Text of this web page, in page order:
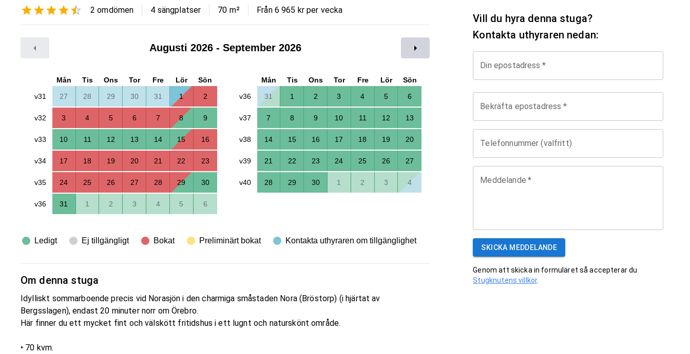
2 omdömen 4 sängplatser 70 m² Från 6 965 kr per vecka
Augusti 2026- September 2026
Mån Tis Ons Tor Fre Lör
Sön
v31
27 28 29 30 31 1 2
v32 3 4 5 6 7 8 9
v33 10 11 12 13 14 15 16
v34 17 18 19 20 21 22 23
v35 24 25 26 27 28 29 30
v36 31 1 2 3 4 5 6
Mån Tis Ons Tor Fre Lör
Sön
v36
31 1 2 3 4 5 6
v37 7 8 9 10 11 12 13
v38 14 15 16 17 18 19 20
v39 21 22 23 24 25 26 27
v40 28 29 30 1 2 3 4
Ledigt Ej tillgängligt Bokat Preliminärt bokat Kontakta uthyraren om tillgänglighet
Om denna stuga
Idylliskt sommarboende precis vid Norasjön i den charmiga småstaden Nora (Bröstorp) (i hjärtat av
Bergsslagen), endast 20 minuter norr om Örebro.
Här finner du ett mycket fint och välskött fritidshus i ett lugnt och naturskönt område.
• 70 kvm.
Vill du hyra denna stuga?
Kontakta uthyraren nedan:
Din epostadress *
Bekräfta epostadress *
Telefonnummer (valfritt)
Meddelande *
SKICKA MEDDELANDE
Genom att skicka in formuläret så accepterar du
Stugknutens villkor.